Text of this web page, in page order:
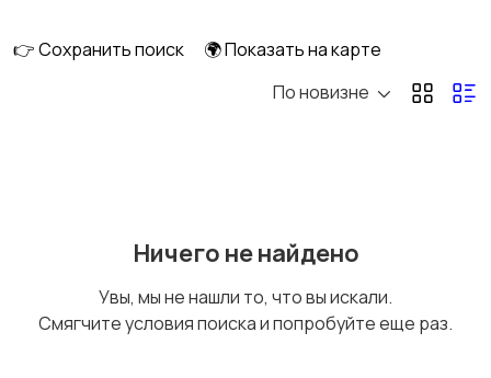
сигнализации
👉 Сохранить поиск
🌍 Показать на карте
По новизне
Ничего не найдено
Увы, мы не нашли то, что вы искали.
Смягчите условия поиска и попробуйте еще раз.